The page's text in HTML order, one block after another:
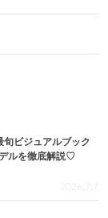
旬ビジュアルブック
ルを徹底解説♡
2026.7.7